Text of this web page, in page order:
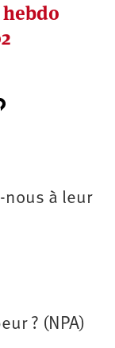
nous à leur
? (NPA)